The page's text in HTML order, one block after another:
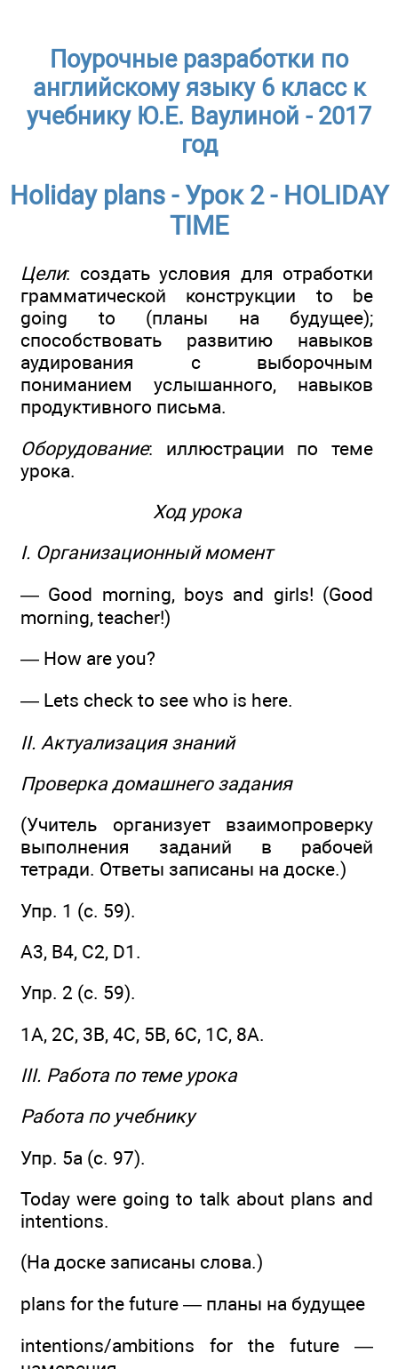
Поурочные разработки по
английскому языку 6 класс к
учебнику Ю.Е. Ваулиной - 2017
год
Holiday plans - Урок 2 - HOLIDAY
TIME
Цели: создать условия для отработки
грамматической конструкции to be
going to (планы на будущее);
способствовать развитию навыков
аудирования с выборочным
пониманием услышанного, навыков
продуктивного письма.
Оборудование: иллюстрации по теме
урока.
Ход урока
I. Организационный момент
— Good morning, boys and girls! (Good
morning, teacher!)
— How are you?
— Lets check to see who is here.
II. Актуализация знаний
Проверка домашнего задания
(Учитель организует взаимопроверку
выполнения заданий в рабочей
тетради. Ответы записаны на доске.)
Упр. 1 (с. 59).
А3, В4, С2, D1.
Упр. 2 (с. 59).
1А, 2С, 3В, 4С, 5В, 6С, 1C, 8А.
III. Работа по теме урока
Работа по учебнику
Упр. 5а (с. 97).
Today were going to talk about plans and
intentions.
(На доске записаны слова.)
plans for the future — планы на будущее
intentions/ambitions for the future —